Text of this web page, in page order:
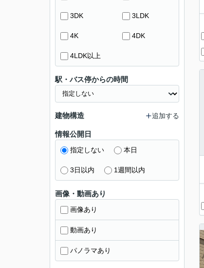
3DK 3LDK
4K 4DK
4LDK以上
駅・バス停からの時間
建物構造 追加する
情報公開日
指定しない 本日
3日以内 1週間以内
画像・動画あり
画像あり
動画あり
パノラマあり